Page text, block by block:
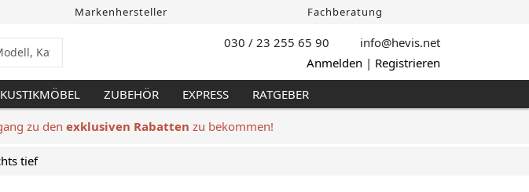
Markenhersteller Fachberatung
030 / 23 255 65 90 info@hevis.net
Anmelden | Registrieren
ZUBEHÖR EXPRESS RATGEBER
zu den exklusiven Rabatten zu bekommen!
tief